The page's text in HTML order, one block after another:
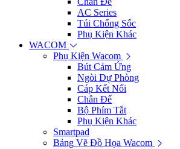
AC Series
Túi Chống Sốc
Phụ Kiện Khác
WACOM
Phụ Kiện Wacom
Bút Cảm Ứng
Ngòi Dự Phòng
Cáp Kết Nối
Chân Đế
Bộ Phím Tắt
Phụ Kiện Khác
Smartpad
Bảng Vẽ Đồ Họa Wacom